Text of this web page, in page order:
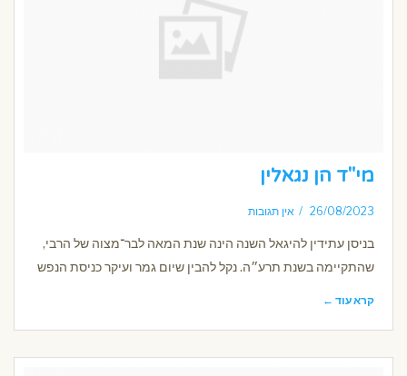
מי"ד הן נגאלין
26/08/2023 אין תגובות
בניסן עתידין להיגאל השנה הינה שנת המאה לבר־מצוה של הרבי,
שהתקיימה בשנת תרע״ה. נקל להבין שיום גמר ועיקר כניסת הנפש
קרא עוד ←